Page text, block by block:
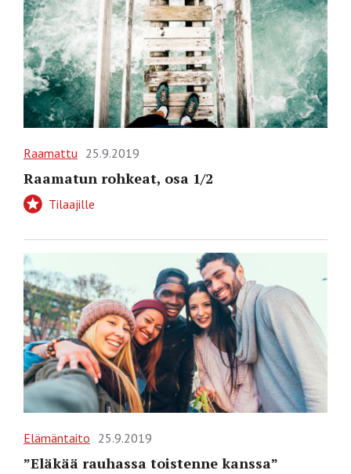
Raamattu 25.9.2019
Raamatun rohkeat, osa 1/2
Tilaajille
Elämäntaito 25.9.2019
”Eläkää rauhassa toistenne kanssa”